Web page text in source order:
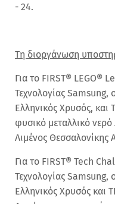
- 24.
Τη διοργάνωση
Για το FIRST® LEGO®
Τεχνολογίας Samsung,
Ελληνικός Χρυσός, και
φυσικό μεταλλικό
Λιμένος Θεσσαλονίκης
Για το FIRST® Tech
Τεχνολογίας Samsung,
Ελληνικός Χρυσός και